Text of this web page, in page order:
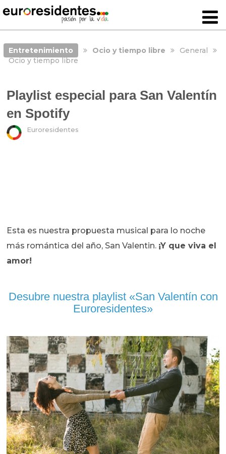
Entretenimiento Ocio y tiempo libre
General
Ocio y tiempo libre
Playlist especial para San Valentín
en Spotify
Euroresidentes
Esta es nuestra propuesta musical para lo noche
más romántica del año, San Valentin. ¡Y que viva el
amor!
Desubre nuestra playlist «San Valentín con
Euroresidentes»